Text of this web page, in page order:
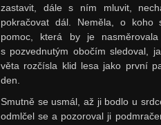
zastavit, dále s ním mluvit,
pokračovat dál. Neměla, o koho
pomoc, která by je
s pozvednutým obočím sledoval,
věta rozčísla klid lesa jako první
den.
Smutně se usmál, až ji bodlo u
odmlčel se a pozoroval ji